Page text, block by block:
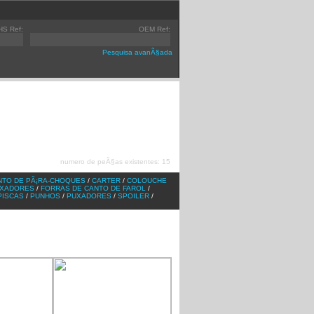
ATEGO
AXOR
[v2]
Ref: OEM Ref:
Pesquisa avanÃ§ada
numero de peÃ§as existentes: 15
DE PÃ¡RA-CHOQUES / CARTER / COLOUCHE
/ FORRAS DE CANTO DE FAROL
/
/ PUNHOS / PUXADORES / SPOILER /